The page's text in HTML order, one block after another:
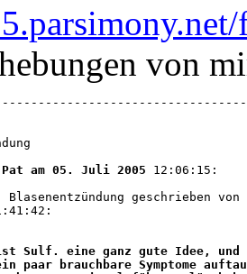
von
Pat am 05. Juli 2005 12:06:15:
geschrieben von
Sulf. eine ganz gute Idee, und
paar brauchbare Symptome